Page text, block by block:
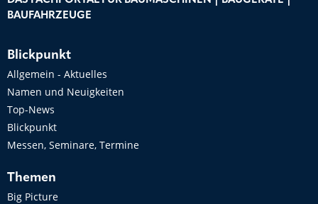
BAUFAHRZEUGE
Blickpunkt
Allgemein - Aktuelles
Namen und Neuigkeiten
Top-News
Blickpunkt
Messen, Seminare, Termine
Themen
Big Picture